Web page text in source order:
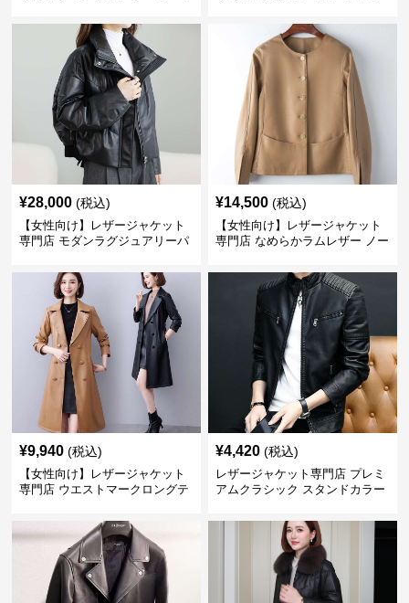
¥28,000 (税込)
【女性向け】レザージャケット
専門店 モダンラグジュアリーパ
¥14,500 (税込)
【女性向け】レザージャケット
専門店 なめらかラムレザー ノー
¥9,940 (税込)
【女性向け】レザージャケット
専門店 ウエストマークロングテ
¥4,420 (税込)
レザージャケット専門店 プレミ
アムクラシック スタンドカラー